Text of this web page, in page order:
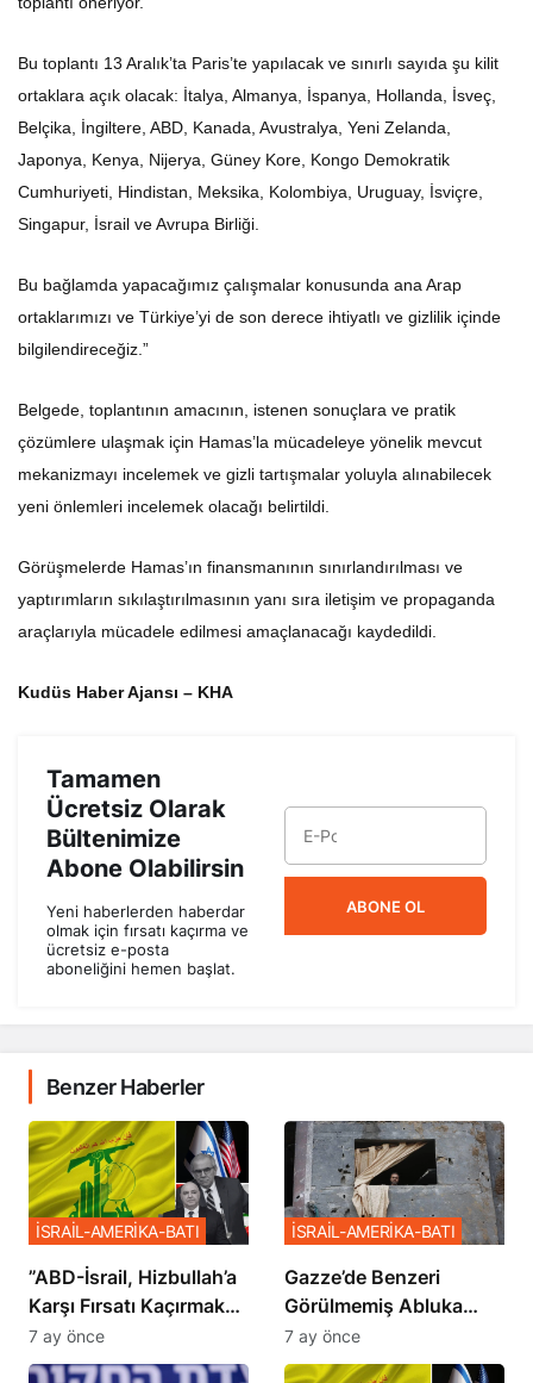
Bu toplantı 13 Aralık’ta Paris’te yapılacak ve sınırlı sayıda şu kilit
ortaklara açık olacak: İtalya, Almanya, İspanya, Hollanda, İsveç,
Belçika, İngiltere, ABD, Kanada, Avustralya, Yeni Zelanda,
Japonya, Kenya, Nijerya, Güney Kore, Kongo Demokratik
Cumhuriyeti, Hindistan, Meksika, Kolombiya, Uruguay, İsviçre,
Singapur, İsrail ve Avrupa Birliği.
Bu bağlamda yapacağımız çalışmalar konusunda ana Arap
ortaklarımızı ve Türkiye’yi de son derece ihtiyatlı ve gizlilik içinde
bilgilendireceğiz.”
Belgede, toplantının amacının, istenen sonuçlara ve pratik
çözümlere ulaşmak için Hamas’la mücadeleye yönelik mevcut
mekanizmayı incelemek ve gizli tartışmalar yoluyla alınabilecek
yeni önlemleri incelemek olacağı belirtildi.
Görüşmelerde Hamas’ın finansmanının sınırlandırılması ve
yaptırımların sıkılaştırılmasının yanı sıra iletişim ve propaganda
araçlarıyla mücadele edilmesi amaçlanacağı kaydedildi.
Kudüs Haber Ajansı – KHA
Tamamen
Ücretsiz Olarak
Bültenimize
Abone Olabilirsin
Yeni haberlerden haberdar
olmak için fırsatı kaçırma ve
ücretsiz e-posta
aboneliğini hemen başlat.
ABONE OL
Benzer Haberler
​​​​​​​”ABD-İsrail, Hizbullah’a
Karşı Fırsatı Kaçırmak
İstemiyor”
İSRAİL-AMERİKA-BATI
7 ay önce
​​​​​​​Gazze’de Benzeri
Görülmemiş Abluka
Planı
İSRAİL-AMERİKA-BATI
7 ay önce